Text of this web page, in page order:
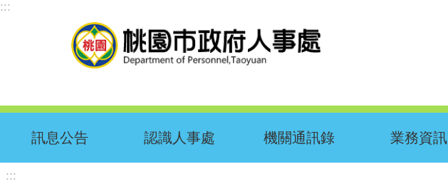
跳到主要內容區塊
:::
訊息公告 認識人事處 機關通訊錄 業務資訊
:::